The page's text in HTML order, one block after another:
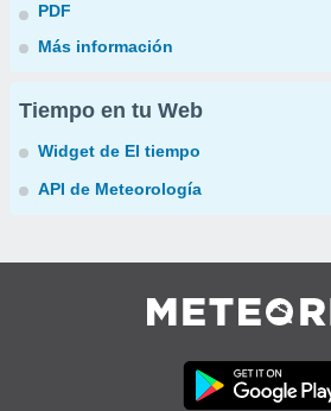
PDF
Más información
Tiempo en tu Web
Widget de El tiempo
API de Meteorología